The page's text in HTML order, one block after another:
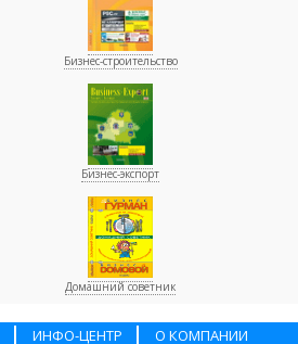
Бизнес-строительство
Бизнес-экспорт
Домашний советник
ИНФО-ЦЕНТР О КОМПАНИИ